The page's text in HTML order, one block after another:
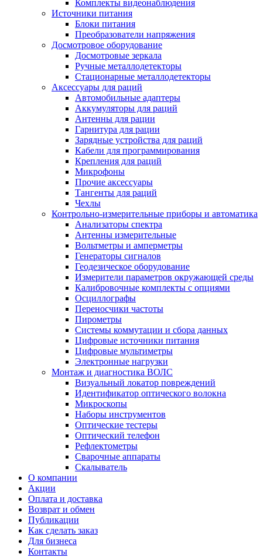
Комплекты видеонаблюдения
Источники питания
Блоки питания
Преобразователи напряжения
Досмотровое оборудование
Досмотровые зеркала
Ручные металлодетекторы
Стационарные металлодетекторы
Аксессуары для раций
Автомобильные адаптеры
Аккумуляторы для раций
Антенны для рации
Гарнитура для рации
Зарядные устройства для раций
Кабели для программирования
Крепления для раций
Микрофоны
Прочие аксессуары
Тангенты для раций
Чехлы
Контрольно-измерительные приборы и автоматика
Анализаторы спектра
Антенны измерительные
Вольтметры и амперметры
Генераторы сигналов
Геодезическое оборудование
Измерители параметров окружающей среды
Калибровочные комплекты с опциями
Осциллографы
Переносчики частоты
Пирометры
Системы коммутации и сбора данных
Цифровые источники питания
Цифровые мультиметры
Электронные нагрузки
Монтаж и диагностика ВОЛС
Визуальный локатор повреждений
Идентификатор оптического волокна
Микроскопы
Наборы инструментов
Оптические тестеры
Оптический телефон
Рефлектометры
Сварочные аппараты
Скалыватель
О компании
Акции
Оплата и доставка
Возврат и обмен
Публикации
Как сделать заказ
Для бизнеса
Контакты